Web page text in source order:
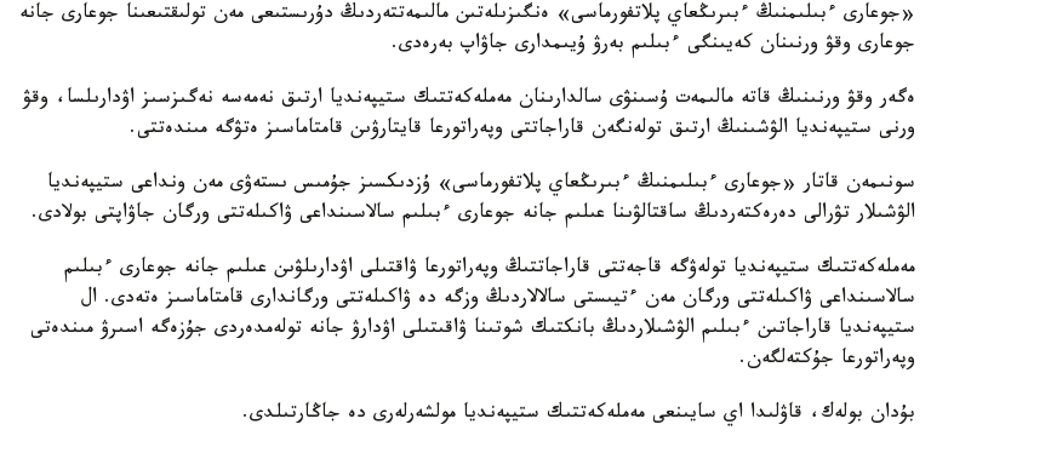
«جوعارى ءبىلىمنىڭ ءبىرىڭعاي پلاتفورماسى» ەنگىزىلەتىن مالىمەتتەردىڭ دۇرىستىعى مەن تولىقتىعىنا جوعارى جانە
جوعارى وقۋ ورنىنان كەيىنگى ءبىلىم بەرۋ ۇيىمدارى جاۋاپ بەرەدى.
ەگەر وقۋ ورنىنىڭ قاتە مالىمەت ۇسىنۋى سالدارىنان مەملەكەتتىك ستيپەنديا ارتىق نەمەسە نەگىزسىز اۋدارىلسا، وقۋ
ورنى ستيپەنديا الۋشىنىڭ ارتىق تولەنگەن قاراجاتتى وپەراتورعا قايتارۋىن قامتاماسىز ەتۋگە مىندەتتى.
سونىمەن قاتار «جوعارى ءبىلىمنىڭ ءبىرىڭعاي پلاتفورماسى» ۇزدىكسىز جۇمىس ىستەۋى مەن ونداعى ستيپەنديا
الۋشىلار تۋرالى دەرەكتەردىڭ ساقتالۋىنا عىلىم جانە جوعارى ءبىلىم سالاسىنداعى ۋاكىلەتتى ورگان جاۋاپتى بولادى.
مەملەكەتتىك ستيپەنديا تولەۋگە قاجەتتى قاراجاتتىڭ وپەراتورعا ۋاقتىلى اۋدارىلۋىن عىلىم جانە جوعارى ءبىلىم
سالاسىنداعى ۋاكىلەتتى ورگان مەن ءتيىستى سالالاردىڭ وزگە دە ۋاكىلەتتى ورگاندارى قامتاماسىز ەتەدى. ال
ستيپەنديا قاراجاتىن ءبىلىم الۋشىلاردىڭ بانكتىك شوتىنا ۋاقىتىلى اۋدارۋ جانە تولەمدەردى جۇزەگە اسىرۋ مىندەتى
وپەراتورعا جۇكتەلگەن.
بۇدان بولەك، قاۋلىدا اي سايىنعى مەملەكەتتىك ستيپەنديا مولشەرلەرى دە جاڭارتىلدى.